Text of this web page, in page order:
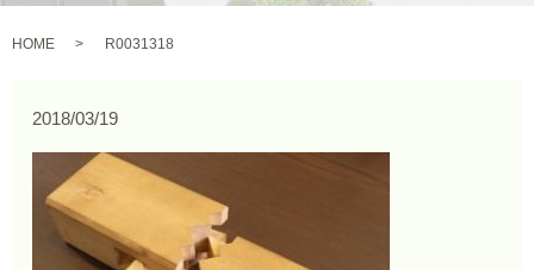
HOME R0031318
2018/03/19